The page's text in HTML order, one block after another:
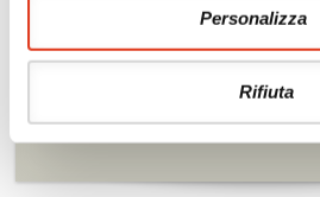
Personalizza
Rifiuta